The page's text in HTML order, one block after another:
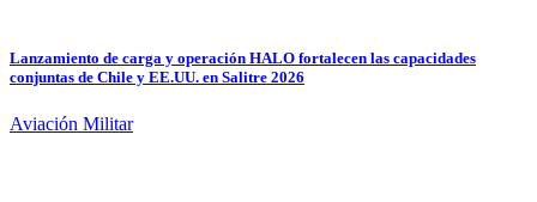
Lanzamiento de carga y operación HALO fortalecen las capacidades
conjuntas de Chile y EE.UU. en Salitre 2026
Aviación Militar